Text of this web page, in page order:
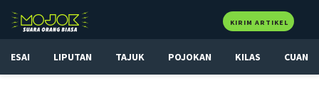
KIRIM ARTIKEL
ESAI LIPUTAN TAJUK POJOKAN KILAS CUAN